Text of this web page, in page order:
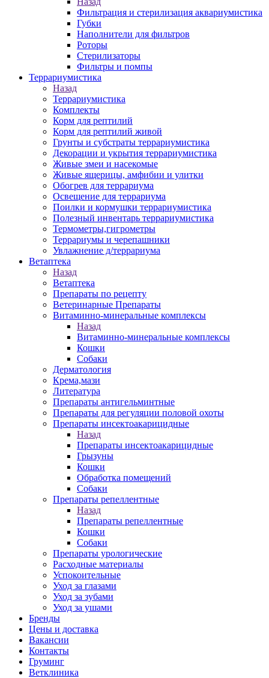
Фильтрация и стерилизация аквариумистика
Губки
Наполнители для фильтров
Роторы
Стерилизаторы
Фильтры и помпы
Террариумистика
Назад
Террариумистика
Комплекты
Корм для рептилий
Корм для рептилий живой
Грунты и субстраты террариумистика
Декорации и укрытия террариумистика
Живые змеи и насекомые
Живые ящерицы, амфибии и улитки
Обогрев для террариума
Освещение для террариума
Поилки и кормушки террариумистика
Полезный инвентарь террариумистика
Термометры,гигрометры
Террариумы и черепашники
Увлажнение д/террариума
Ветаптека
Назад
Ветаптека
Препараты по рецепту
Ветеринарные Препараты
Витаминно-минеральные комплексы
Назад
Витаминно-минеральные комплексы
Кошки
Собаки
Дерматология
Крема,мази
Литература
Препараты антигельминтные
Препараты для регуляции половой охоты
Препараты инсектоакарицидные
Назад
Препараты инсектоакарицидные
Грызуны
Кошки
Обработка помещений
Собаки
Препараты репеллентные
Назад
Препараты репеллентные
Кошки
Собаки
Препараты урологические
Расходные материалы
Успокоительные
Уход за глазами
Уход за зубами
Уход за ушами
Бренды
Цены и доставка
Вакансии
Контакты
Груминг
Ветклиника